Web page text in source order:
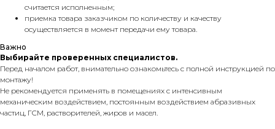
считается исполненным;
приемка товара заказчиком по количеству и качеству
осуществляется в момент передачи ему товара.
Важно
Выбирайте проверенных специалистов.
Перед началом работ, внимательно ознакомьтесь с полной инструкцией по
монтажу!
Не рекомендуется применять в помещениях с интенсивным
механическим воздействием, постоянным воздействием абразивных
частиц, ГСМ, растворителей, жиров и масел.